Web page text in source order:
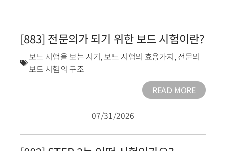
[883] 전문의가 되기 위한 보드 시험이란?
보드 시험을 보는 시기, 보드 시험의 효용가치, 전문의
보드 시험의 구조
READ MORE
07/31/2026